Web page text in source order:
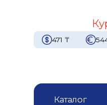
471 ₸
Каталог